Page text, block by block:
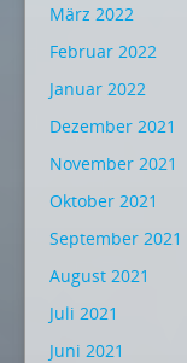
März 2022
Februar 2022
Januar 2022
Dezember 2021
November 2021
Oktober 2021
September 2021
August 2021
Juli 2021
Juni 2021